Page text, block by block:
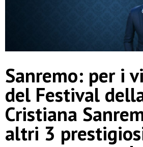
Sanremo: per i
del Festival
Cristiana
altri 3